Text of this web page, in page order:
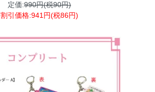
定価:990円(税90円)
割引価格:941円(税86円)